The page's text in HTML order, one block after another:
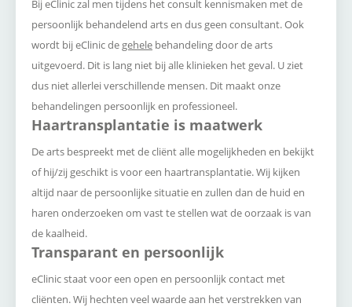
Bij eClinic zal men tijdens het consult kennismaken met de
persoonlijk behandelend arts en dus geen consultant. Ook
wordt bij eClinic de gehele behandeling door de arts
uitgevoerd. Dit is lang niet bij alle klinieken het geval. U ziet
dus niet allerlei verschillende mensen. Dit maakt onze
behandelingen persoonlijk en professioneel.
Haartransplantatie is maatwerk
De arts bespreekt met de cliënt alle mogelijkheden en bekijkt
of hij/zij geschikt is voor een haartransplantatie. Wij kijken
altijd naar de persoonlijke situatie en zullen dan de huid en
haren onderzoeken om vast te stellen wat de oorzaak is van
de kaalheid.
Transparant en persoonlijk
eClinic staat voor een open en persoonlijk contact met
cliënten. Wij hechten veel waarde aan het verstrekken van